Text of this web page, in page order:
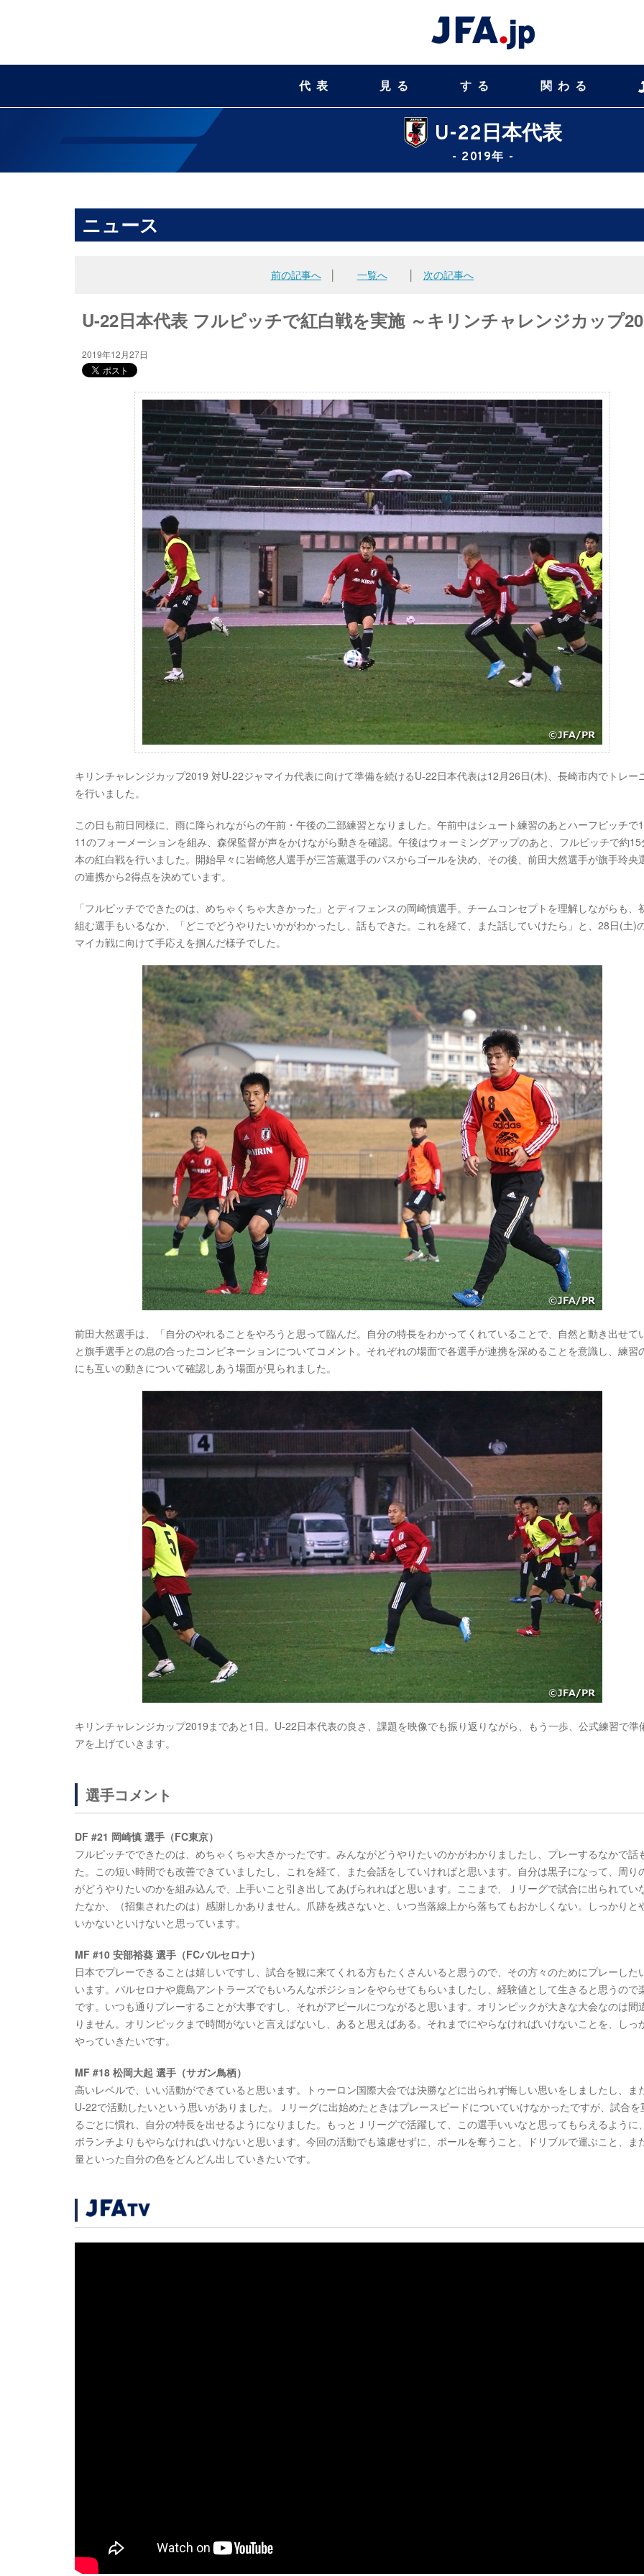
代表 見る する 関わる
U-22日本代表
- 2019年 -
ニュース
前の記事へ│ 一覧へ 次の記事へ
U-22日本代表 フルピッチで紅白戦を実施 ～キリンチャレンジカップ
2019年12月27日
キリンチャレンジカップ2019 対U-22ジャマイカ代表に向けて準備を続けるU-22日本代表は12月26日(木)、長崎市内でトレー
を行いました。
この日も前日同様に、雨に降られながらの午前・午後の二部練習となりました。午前中はシュート練習のあとハーフピッチで
11のフォーメーションを組み、森保監督が声をかけながら動きを確認。午後はウォーミングアップのあと、フルピッチで約15
本の紅白戦を行いました。開始早々に岩崎悠人選手が三笘薫選手のパスからゴールを決め、その後、前田大然選手が旗手玲央
の連携から2得点を決めています。
「フルピッチでできたのは、めちゃくちゃ大きかった」とディフェンスの岡崎慎選手。チームコンセプトを理解しながらも、
組む選手もいるなか、「どこでどうやりたいかがわかったし、話もできた。これを経て、また話していけたら」と、28日(土)
マイカ戦に向けて手応えを掴んだ様子でした。
前田大然選手は、「自分のやれることをやろうと思って臨んだ。自分の特長をわかってくれていることで、自然と動き出せて
と旗手選手との息の合ったコンビネーションについてコメント。それぞれの場面で各選手が連携を深めることを意識し、練習
にも互いの動きについて確認しあう場面が見られました。
キリンチャレンジカップ2019まであと1日。U-22日本代表の良さ、課題を映像でも振り返りながら、もう一歩、公式練習で準
アを上げていきます。
選手コメント
DF #21 岡崎慎 選手（FC東京）
フルピッチでできたのは、めちゃくちゃ大きかったです。みんながどうやりたいのかがわかりましたし、プレーするなかで話
た。この短い時間でも改善できていましたし、これを経て、また会話をしていければと思います。自分は黒子になって、周り
がどうやりたいのかを組み込んで、上手いこと引き出してあげられればと思います。ここまで、Ｊリーグで試合に出られてい
たなか、（招集されたのは）感謝しかありません。爪跡を残さないと、いつ当落線上から落ちてもおかしくない。しっかりと
いかないといけないと思っています。
MF #10 安部裕葵 選手（FCバルセロナ）
日本でプレーできることは嬉しいですし、試合を観に来てくれる方もたくさんいると思うので、その方々のためにプレーした
います。バルセロナや鹿島アントラーズでもいろんなポジションをやらせてもらいましたし、経験値として生きると思うので
です。いつも通りプレーすることが大事ですし、それがアピールにつながると思います。オリンピックが大きな大会なのは間
りません。オリンピックまで時間がないと言えばないし、あると思えばある。それまでにやらなければいけないことを、しっ
やっていきたいです。
MF #18 松岡大起 選手（サガン鳥栖）
高いレベルで、いい活動ができていると思います。トゥーロン国際大会では決勝などに出られず悔しい思いをしましたし、ま
U-22で活動したいという思いがありました。Ｊリーグに出始めたときはプレースピードについていけなかったですが、試合を
るごとに慣れ、自分の特長を出せるようになりました。もっとＪリーグで活躍して、この選手いいなと思ってもらえるように
ボランチよりもやらなければいけないと思います。今回の活動でも遠慮せずに、ボールを奪うこと、ドリブルで運ぶこと、ま
量といった自分の色をどんどん出していきたいです。